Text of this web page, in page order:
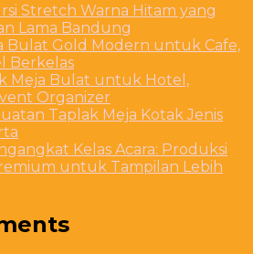
Stretch Warna Hitam yang
Lama Bandung
Bulat Gold Modern untuk Cafe,
Berkelas
Meja Bulat untuk Hotel,
Organizer
Taplak Meja Kotak Jenis
Kelas Acara: Produksi
untuk Tampilan Lebih